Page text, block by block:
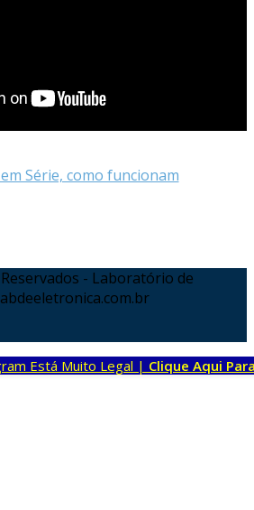
Série, como funcionam
- Laboratório de
Está Muito Legal | Clique Aqui